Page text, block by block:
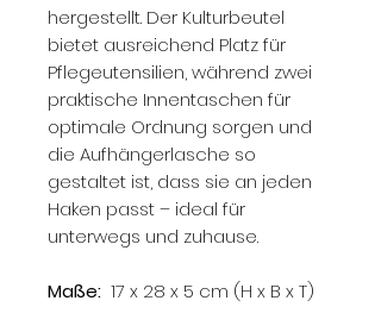
hergestellt. Der Kulturbeutel
bietet ausreichend Platz für
Pflegeutensilien, während zwei
praktische Innentaschen für
optimale Ordnung sorgen und
die Aufhängerlasche so
gestaltet ist, dass sie an jeden
Haken passt – ideal für
unterwegs und zuhause.
Maße: 17 x 28 x 5 cm (H x B x T)